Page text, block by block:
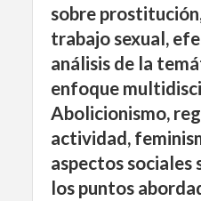
sobre
trabajo sexual,
análisis de la
enfoque
Abolicionismo,
actividad,
aspectos sociales
los puntos